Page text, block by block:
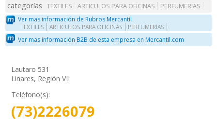
categorías TEXTILES ARTICULOS PARA OFICINAS
PERFUMERIAS
Ver mas información de Rubros Mercantil
TEXTILES ARTICULOS PARA OFICINAS PERFUMERIAS
Ver mas información B2B de esta empresa en Mercantil.com
Lautaro 531
Linares, Región VII
Teléfono(s):
(73)2226079